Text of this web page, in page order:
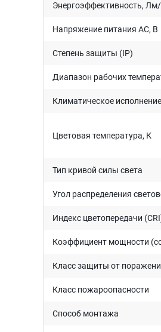
Энергоэффективность,
Напряжение питания AC, В
Степень защиты (IP)
Диапазон рабочих
Климатическое исполнение
Цветовая температура, К
Тип кривой силы света
Угол распределения
Индекс цветопередачи
Коэффициент мощности
Класс защиты от
Класс пожароопасности
Способ монтажа